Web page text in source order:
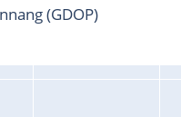
(GDOP)